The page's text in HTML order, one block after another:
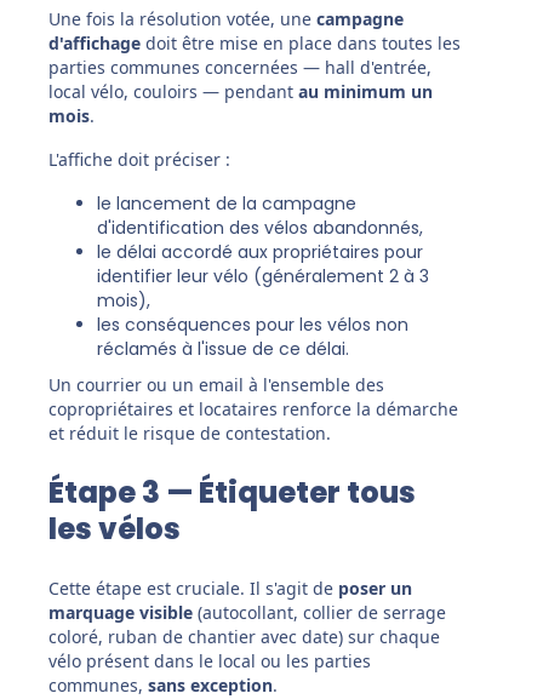
Une fois la résolution votée, une campagne
d'affichage doit être mise en place dans toutes les
parties communes concernées — hall d'entrée,
local vélo, couloirs — pendant au minimum un
mois.
L'affiche doit préciser :
le lancement de la campagne
d'identification des vélos abandonnés,
le délai accordé aux propriétaires pour
identifier leur vélo (généralement 2 à 3
mois),
les conséquences pour les vélos non
réclamés à l'issue de ce délai.
Un courrier ou un email à l'ensemble des
copropriétaires et locataires renforce la démarche
et réduit le risque de contestation.
Étape 3 — Étiqueter tous
les vélos
Cette étape est cruciale. Il s'agit de poser un
marquage visible (autocollant, collier de serrage
coloré, ruban de chantier avec date) sur chaque
vélo présent dans le local ou les parties
communes, sans exception.